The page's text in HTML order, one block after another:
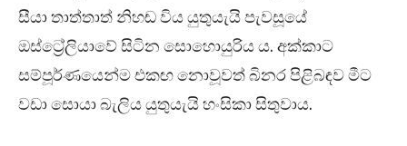
සීයා තාත්තාත් නිහඬ විය යුතුයැයි පැවසූයේ
ඔස්ට්‍රේලියාවේ සිටින සොහොයුරිය ය. අක්කාට
සම්පූර්ණයෙන්ම එකඟ නොවූවත් බිනර පිළිබඳව මීට
වඩා සොයා බැලිය යුතුයැයි හංසිකා සිතුවාය.